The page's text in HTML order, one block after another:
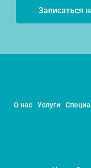
Записаться
О нас Услуги